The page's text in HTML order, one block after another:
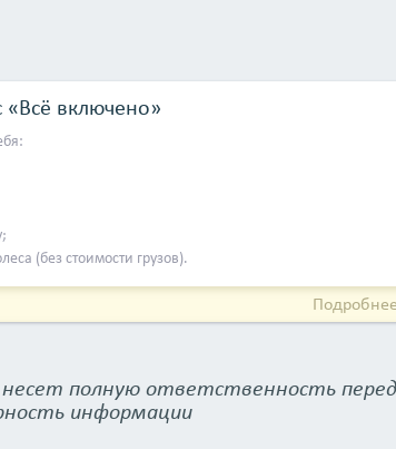
«Всё включено»
(без стоимости грузов).
полную ответственность
информации